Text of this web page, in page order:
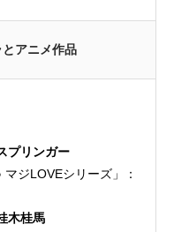
アニメ作品
プリンガー
ジLOVEシリーズ」：
木桂馬